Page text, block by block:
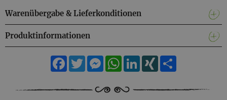
Warenübergabe & Lieferkonditionen
Produktinformationen
Facebook
TwitterMessengerWhatsApp
LinkedIn
XING